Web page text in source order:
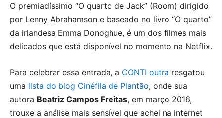
O premiadíssimo “O quarto de Jack” (Room) dirigido
por Lenny Abrahamson e baseado no livro “O quarto”
da irlandesa Emma Donoghue, é um dos filmes mais
delicados que está disponível no momento na Netflix.
Para celebrar essa entrada, a CONTI outra resgatou
uma lista do blog Cinéfila de Plantão, onde sua
autora Beatriz Campos Freitas, em março 2016,
trouxe a análise mais sensível que achei na internet